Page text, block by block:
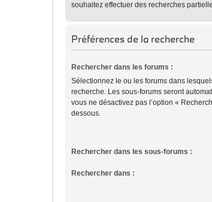
souhaitez effectuer des recherches
Préférences de la recherche
Rechercher dans les forums :
Sélectionnez le ou les forums dans
recherche. Les sous-forums seront
vous ne désactivez pas l’option «
dessous.
Rechercher dans les sous-forums :
Rechercher dans :